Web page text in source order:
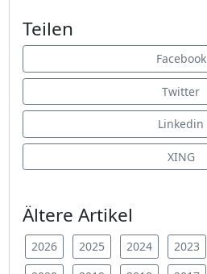
Teilen
Facebook
Twitter
Linkedin
XING
Ältere Artikel
2026 2025 2024 2023